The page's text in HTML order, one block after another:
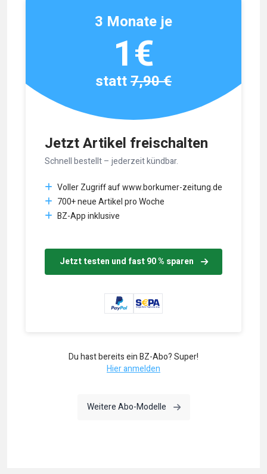
Jetzt Artikel freischalten
Schnell bestellt – jederzeit kündbar.
Voller Zugriff auf www.borkumer-zeitung.de
700+ neue Artikel pro Woche
BZ-App inklusive
Jetzt testen und fast 90 % sparen
3 Monate je
1€
statt7,90 €
Du hast bereits ein BZ-Abo? Super!
Hier anmelden
Weitere Abo-Modelle